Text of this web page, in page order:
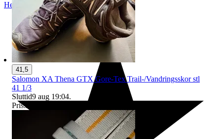
Helsingborg,Sverige
41,5
Salomon XA Thena GTX Gore-Tex Trail-/Vandringsskor stl
41 1/3
Sluttid9 aug 19:04.
Pris:249 kr